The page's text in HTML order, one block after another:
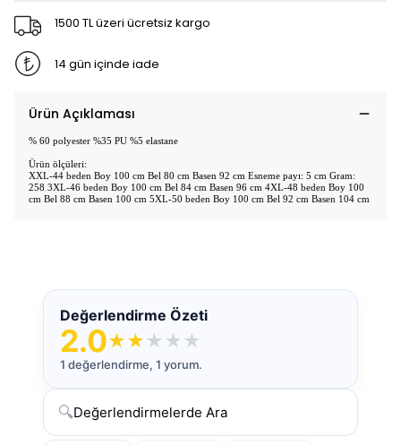
1500 TL üzeri ücretsiz kargo
14 gün içinde iade
Ürün Açıklaması
% 60 polyester %35 PU %5 elastane
Ürün ölçüleri:
XXL-44 beden Boy 100 cm Bel 80 cm Basen 92 cm Esneme payı: 5 cm Gram:
258 3XL-46 beden Boy 100 cm Bel 84 cm Basen 96 cm 4XL-48 beden Boy 100
cm Bel 88 cm Basen 100 cm 5XL-50 beden Boy 100 cm Bel 92 cm Basen 104 cm
Değerlendirme Özeti
2.0★★ ★ ★ ★
1 değerlendirme, 1 yorum.
🔍